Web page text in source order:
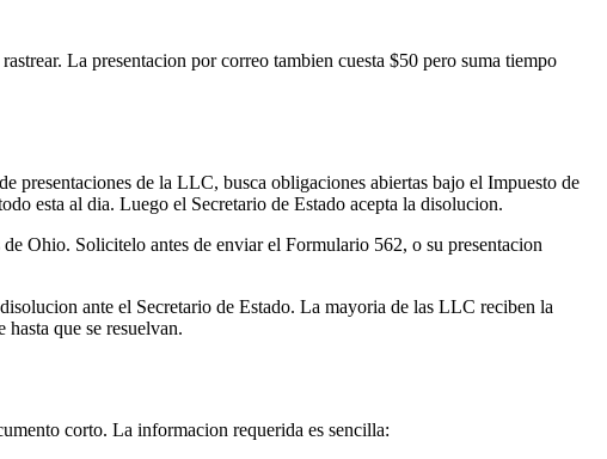
La presentacion por correo tambien cuesta $50 pero suma tiempo
presentaciones de la LLC, busca obligaciones abiertas bajo el Impuesto de
esta al dia. Luego el Secretario de Estado acepta la disolucion.
Ohio. Solicitelo antes de enviar el Formulario 562, o su presentacion
ante el Secretario de Estado. La mayoria de las LLC reciben la
que se resuelvan.
corto. La informacion requerida es sencilla: